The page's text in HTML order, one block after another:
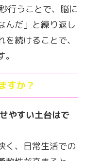
行うことで、脳に
んだ」と繰り返し
続けることで、
すか？
やすい土台はで
く、日常生活での